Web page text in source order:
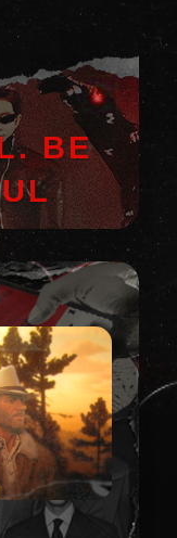
BE